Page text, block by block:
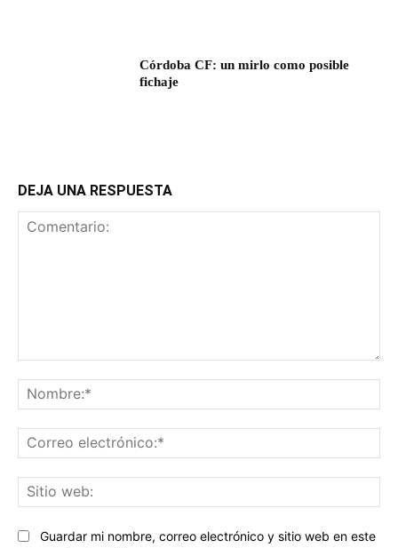
Córdoba CF: un mirlo como posible
fichaje
DEJA UNA RESPUESTA
Guardar mi nombre, correo electrónico y sitio web en este